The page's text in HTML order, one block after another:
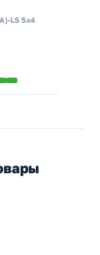
LS 5x4